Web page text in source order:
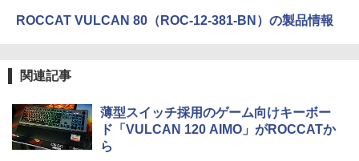
ROCCAT VULCAN 80（ROC-12-381-BN）の製品情報
関連記事
薄型スイッチ採用のゲーム向けキーボー
ド「VULCAN 120 AIMO」がROCCATか
ら